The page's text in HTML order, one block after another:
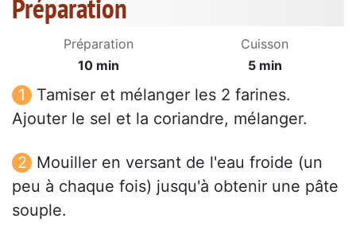
Préparation
Préparation
10 min
Cuisson
5 min
Tamiser et mélanger les 2 farines.
Ajouter le sel et la coriandre, mélanger.
Mouiller en versant de l'eau froide (un
peu à chaque fois) jusqu'à obtenir une pâte
souple.